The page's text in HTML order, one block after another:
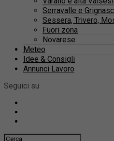
Serravalle e
Sessera, Trivero,
Fuori zona
Novarese
Meteo
Idee & Consigli
Annunci Lavoro
Seguici su